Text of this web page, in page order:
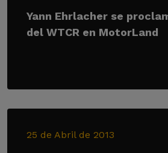
Yann Ehrlacher se
del WTCR en MotorLand
25 de Abril de 2013